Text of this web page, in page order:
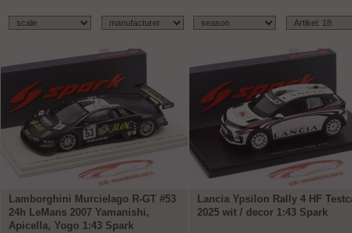
Lamborghini Murcielago R-GT #53
24h LeMans 2007 Yamanishi,
Apicella, Yogo 1:43 Spark
Lancia Ypsilon Rally 4 HF
2025 wit / decor 1:43 Spark